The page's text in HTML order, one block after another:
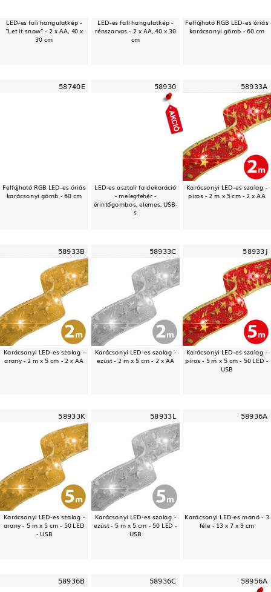
LED-es fali hangulatkép -
"Let it snow" - 2 x AA, 40 x
30 cm
LED-es fali hangulatkép -
rénszarvas - 2 x AA, 40 x 30
cm
Felfújható RGB LED-es óriás
karácsonyi gömb - 60 cm
58740E
Felfújható RGB LED-es óriás
karácsonyi gömb - 60 cm
58930
LED-es asztali fa dekoráció
- melegfehér -
érintőgombos, elemes, USB-
s
58933A
Karácsonyi LED-es szalag -
piros - 2 m x 5 cm - 2 x AA
58933B
Karácsonyi LED-es szalag -
arany - 2 m x 5 cm - 2 x AA
58933C
Karácsonyi LED-es szalag -
ezüst - 2 m x 5 cm - 2 x AA
58933J
Karácsonyi LED-es szalag -
piros - 5 m x 5 cm - 50 LED -
USB
58933K
Karácsonyi LED-es szalag -
arany - 5 m x 5 cm - 50 LED
- USB
58933L
Karácsonyi LED-es szalag -
ezüst - 5 m x 5 cm - 50 LED -
USB
58936A
Karácsonyi LED-es manó - 3
féle - 13 x 7 x 9 cm
58936B 58936C 58956A